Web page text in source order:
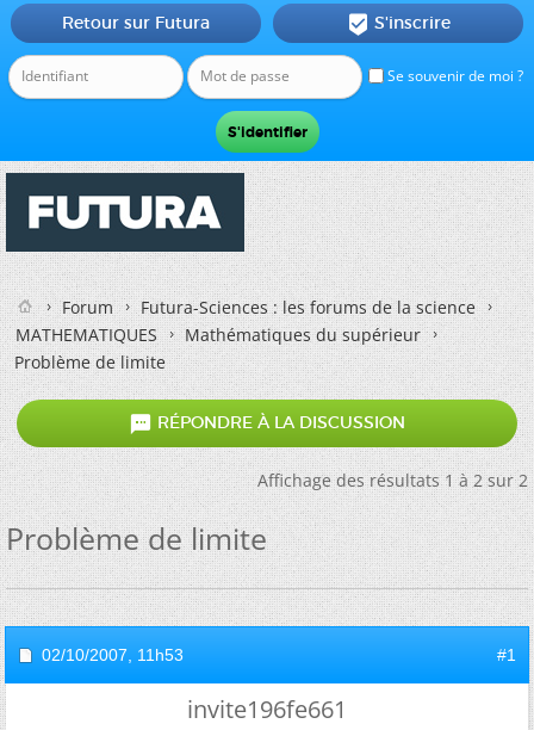
Se souvenir de moi ?
Retour sur Futura  S'inscrire
Forum
Futura-Sciences : les forums de la science
MATHEMATIQUES
Mathématiques du supérieur
Problème de limite
 RÉPONDRE À LA DISCUSSION
Affichage des résultats 1 à 2 sur 2
Problème de limite
02/10/2007, 11h53 #1
invite196fe661